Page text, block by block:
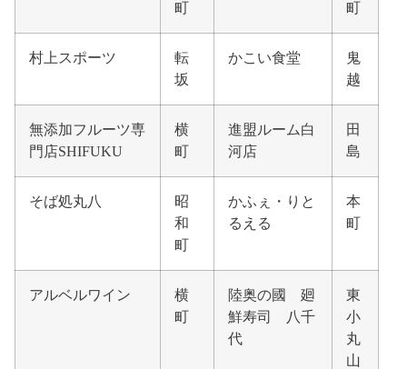
町
町
村上スポーツ
転
坂
かこい食堂
鬼
越
無添加フルーツ専
門店SHIFUKU
横
町
進盟ルーム白
河店
田
島
そば処丸八
昭
和
町
かふぇ・りと
るえる
本
町
アルベルワイン
横
町
陸奥の國 廻
鮮寿司 八千
代
東
小
丸
山